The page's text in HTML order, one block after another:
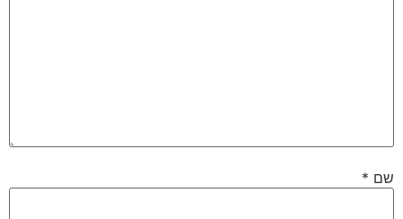
שם *